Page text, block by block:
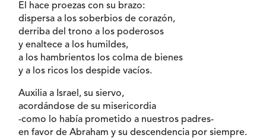
El hace proezas con su brazo:
dispersa a los soberbios de corazón,
derriba del trono a los poderosos
y enaltece a los humildes,
a los hambrientos los colma de bienes
y a los ricos los despide vacíos.
Auxilia a Israel, su siervo,
acordándose de su misericordia
-como lo había prometido a nuestros padres-
en favor de Abraham y su descendencia por siempre.